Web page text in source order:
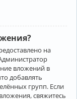
на
вложений в
добавлять
групп. Если
свяжитесь